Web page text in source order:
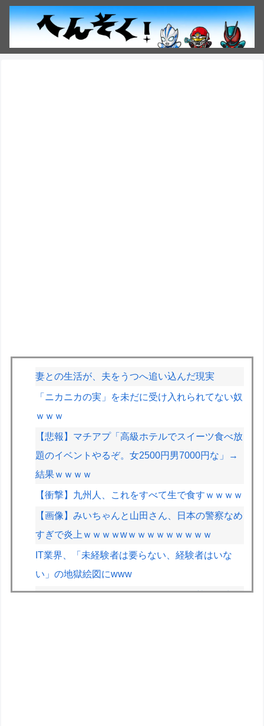
妻との生活が、夫をうつへ追い込んだ現実
「ニカニカの実」を未だに受け入れられてない奴
ｗｗｗ
【悲報】マチアプ「高級ホテルでスイーツ食べ放
題のイベントやるぞ。女2500円男7000円な」→
結果ｗｗｗｗ
【衝撃】九州人、これをすべて生で食すｗｗｗｗ
【画像】みいちゃんと山田さん、日本の警察なめ
すぎで炎上ｗｗｗｗwｗｗｗｗｗｗｗｗｗ
IT業界、「未経験者は要らない、経験者はいな
い」の地獄絵図にwww
データセンターさん、毎日原爆並みの熱を放出し